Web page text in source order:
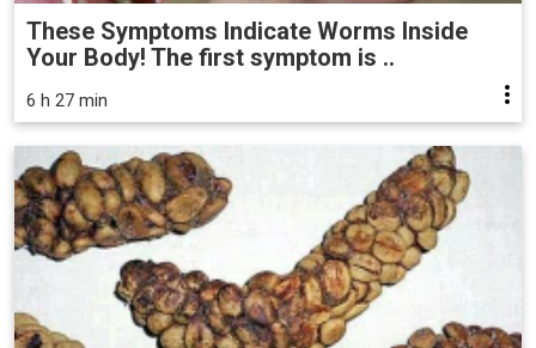
These Symptoms Indicate Worms Inside
Your Body! The first symptom is ..
6 h 27 min